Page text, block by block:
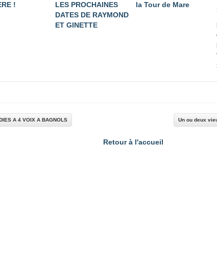
!
LES PROCHAINES
DATES DE RAYMOND
ET GINETTE
la Tour de Mare
A 4 VOIX A BAGNOLS Un ou deux
Retour à l'accueil